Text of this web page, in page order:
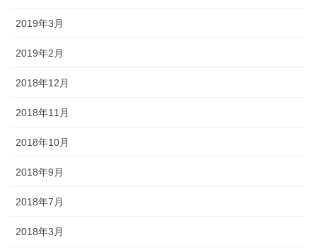
2019年3月
2019年2月
2018年12月
2018年11月
2018年10月
2018年9月
2018年7月
2018年3月